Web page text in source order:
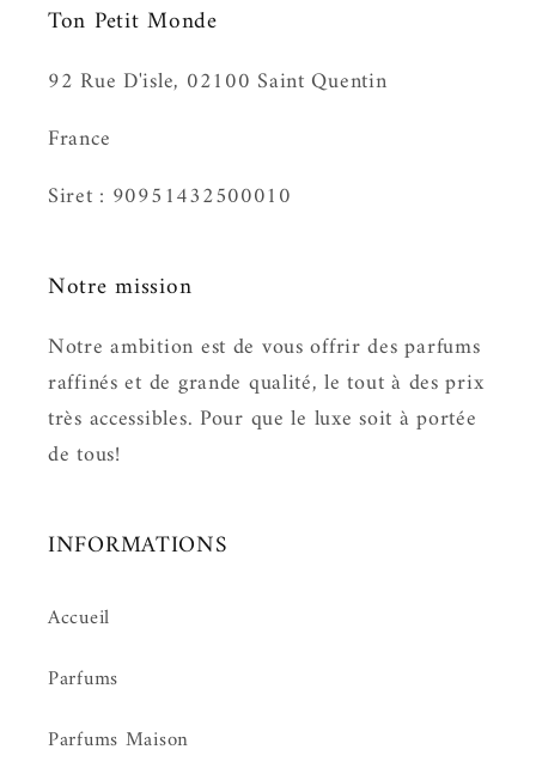
Ton Petit Monde
92 Rue D'isle, 02100 Saint Quentin
France
Siret : 90951432500010
Notre mission
Notre ambition est de vous offrir des parfums
raffinés et de grande qualité, le tout à des prix
très accessibles. Pour que le luxe soit à portée
de tous!
INFORMATIONS
Accueil
Parfums
Parfums Maison